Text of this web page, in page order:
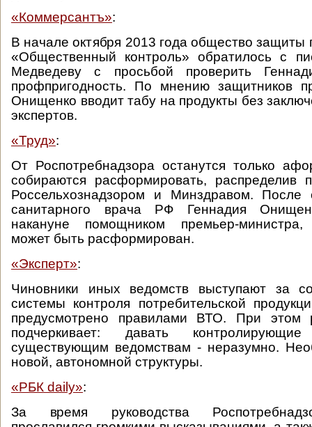
«Коммерсантъ»:
В начале октября 2013 года общество защиты
«Общественный контроль» обратилось с
Медведеву с просьбой проверить
профпригодность. По мнению защитников
Онищенко вводит табу на продукты без
экспертов.
«Труд»:
От Роспотребнадзора останутся только
собираются расформировать, распределив
Россельхознадзором и Минздравом. После
санитарного врача РФ Геннадия
накануне помощником премьер-министра,
может быть расформирован.
«Эксперт»:
Чиновники иных ведомств выступают за
системы контроля потребительской
предусмотрено правилами ВТО. При этом
подчеркивает: давать
существующим ведомствам - неразумно.
новой, автономной структуры.
«РБК daily»:
За время руководства